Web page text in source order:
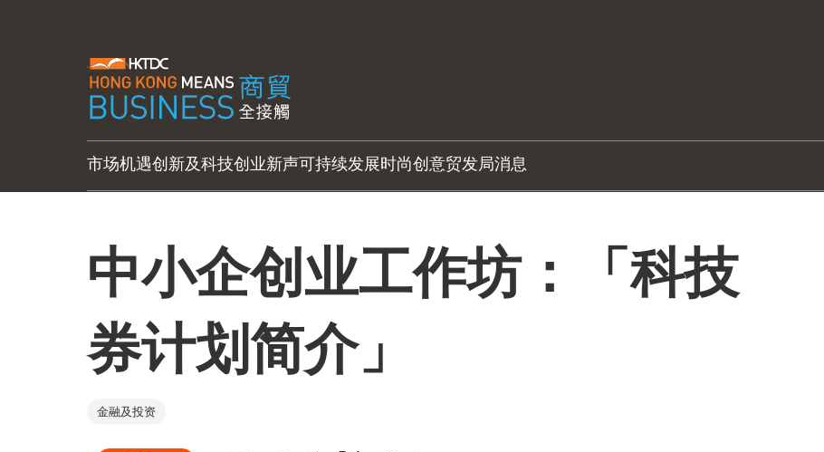
市场机遇创新及科技创业新声可持续发展时尚创意贸发局消息
中小企创业工作坊：「科技
券计划简介」
金融及投资